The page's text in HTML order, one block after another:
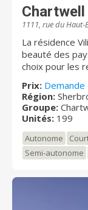
visitez
1111, rue du
La résidence
beauté des
choix pour les
y attend ;
musique, il y
découvrir les
résidence.
Prix:
Région:
Groupe:
Unités: 199
Autonome
Semi-autonome